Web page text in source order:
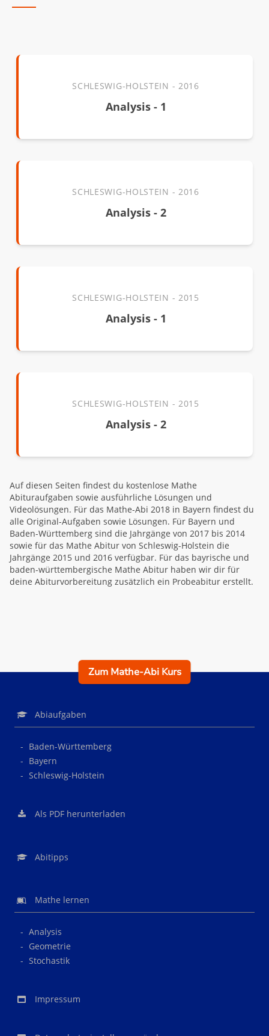
SCHLESWIG-HOLSTEIN - 2016
Analysis - 1
SCHLESWIG-HOLSTEIN - 2016
Analysis - 2
SCHLESWIG-HOLSTEIN - 2015
Analysis - 1
SCHLESWIG-HOLSTEIN - 2015
Analysis - 2
Auf diesen Seiten findest du kostenlose Mathe
Abituraufgaben sowie ausführliche Lösungen und
Videolösungen. Für das Mathe-Abi 2018 in Bayern findest du
alle Original-Aufgaben sowie Lösungen. Für Bayern und
Baden-Württemberg sind die Jahrgänge von 2017 bis 2014
sowie für das Mathe Abitur von Schleswig-Holstein die
Jahrgänge 2015 und 2016 verfügbar. Für das bayrische und
baden-württembergische Mathe Abitur haben wir dir für
deine Abiturvorbereitung zusätzlich ein Probeabitur erstellt.
Zum Mathe-Abi Kurs
Abiaufgaben
Baden-Württemberg
Bayern
Schleswig-Holstein
Als PDF herunterladen
Abitipps
Mathe lernen
Analysis
Geometrie
Stochastik
Impressum